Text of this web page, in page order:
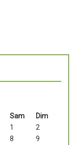
Sam
Dim
1
2
8
9